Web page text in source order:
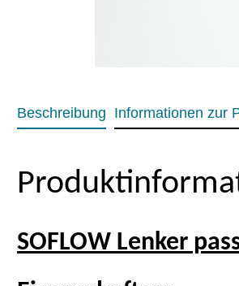
Beschreibung Informationen zur
SOFLOW Lenker